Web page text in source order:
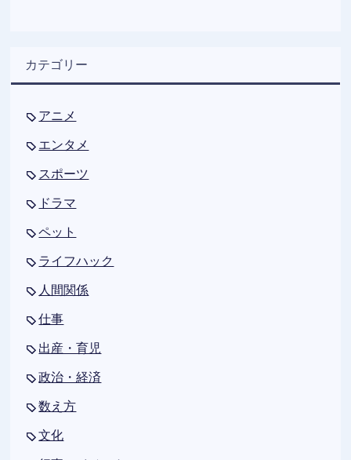
カテゴリー
アニメ
エンタメ
スポーツ
ドラマ
ペット
ライフハック
人間関係
仕事
出産・育児
政治・経済
数え方
文化